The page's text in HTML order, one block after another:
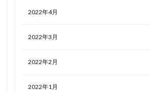
2022年4月
2022年3月
2022年2月
2022年1月